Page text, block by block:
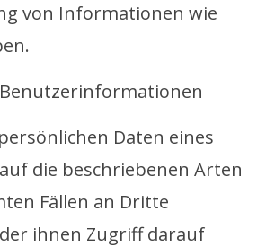
von Informationen wie
Daten eines
die beschriebenen Arten
Fällen an Dritte
ihnen Zugriff darauf